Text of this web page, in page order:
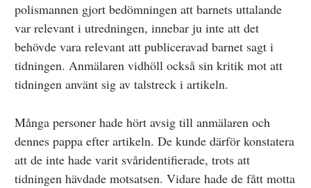
polismannen gjort bedömningen att barnets uttalande
var relevant i utredningen, innebar ju inte att det
behövde vara relevant att publiceravad barnet sagt i
tidningen. Anmälaren vidhöll också sin kritik mot att
tidningen använt sig av talstreck i artikeln.
Många personer hade hört avsig till anmälaren och
dennes pappa efter artikeln. De kunde därför konstatera
att de inte hade varit svåridentifierade, trots att
tidningen hävdade motsatsen. Vidare hade de fått motta